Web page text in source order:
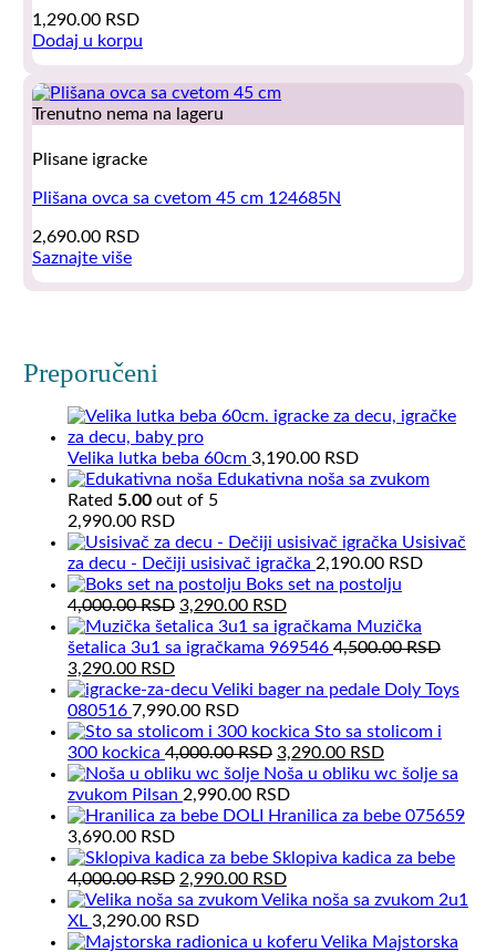
1,290.00 RSD
Dodaj u korpu
Trenutno nema na lageru
Plisane igracke
Plišana ovca sa cvetom 45 cm 124685N
2,690.00 RSD
Saznajte više
Preporučeni
Velika lutka beba 60cm 3,190.00 RSD
Edukativna noša sa zvukom
Rated 5.00out of 5
2,990.00 RSD
Usisivač
za decu - Dečiji usisivač igračka 2,190.00 RSD
Boks set na postolju
4,000.00RSD Original
price
was:
3,290.00 RSDCurrent
price
is:
Muzička
šetalica 3u1 sa igračkama 969546 4,500.00RSD
Original
price
was:
4,500.00 RSD.
3,290.00 RSDCurrent
price
is:
3,290.00 RSD.
Veliki bager na pedale Doly Toys
080516 7,990.00 RSD
Sto sa stolicom i
300 kockica 4,000.00RSD Original
price
was:
4,000.00 RSD.
3,290.00 RSDCurrent
price
3,290.00 RSD.
Noša u obliku wc šolje sa
zvukom Pilsan 2,990.00 RSD
Hranilica za bebe 075659
3,690.00 RSD
Sklopiva kadica za bebe
4,000.00RSD Original
price
was:
4,000.00 RSD.
2,990.00 RSDCurrent
price
2,990.00 RSD.
Velika noša sa zvukom 2u1
XL 3,290.00 RSD
Velika Majstorska